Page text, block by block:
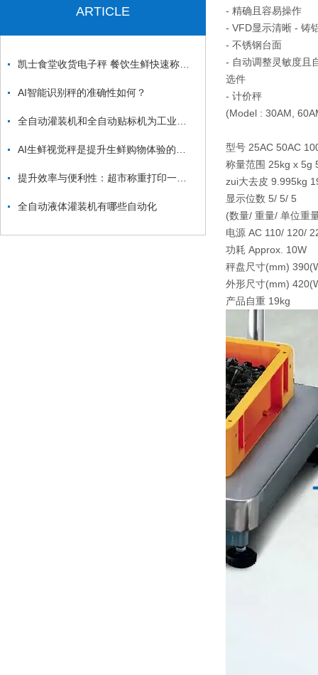
ARTICLE
AI智能识别秤的准确性如何？
全自动液体灌装机有哪些自动化
- 精确且容易操作
- VFD显示清晰 - 铸
- 不锈钢台面
- 自动调整灵敏度且
选件
- 计价秤
(Model : 30AM,
型号 25AC 50AC
称量范围 25kg x 5g
zui大去皮 9.995kg
显示位数 5/ 5/ 5
(数量/ 重量/ 单位重
电源 AC 110/ 120/
功耗 Approx. 10W
秤盘尺寸(mm)
外形尺寸(mm)
产品自重 19kg